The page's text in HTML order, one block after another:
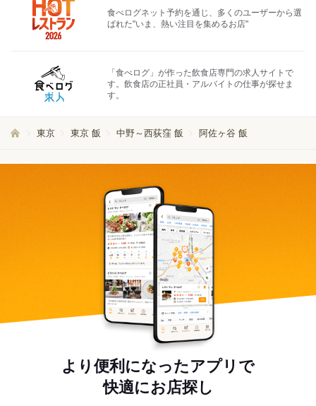
食べログネット予約を通じ、多くのユーザーから選
ばれた"いま、熱い注目を集めるお店"
「食べログ」が作った飲食店専門の求人サイトで
す。飲食店の正社員・アルバイトの仕事が探せま
す。
東京 東京 飯 中野～西荻窪 飯 阿佐ヶ谷 飯
より便利になったアプリで
快適にお店探し